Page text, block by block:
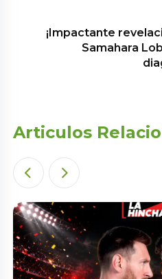
¡Impactante
Samahara
Articulos